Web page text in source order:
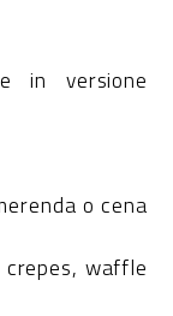
in versione
o cena
waffle